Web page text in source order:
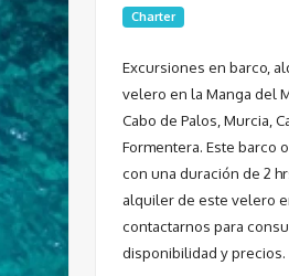
Charter
Excursiones en barco,
velero en la Manga del
Cabo de Palos, Murcia,
Formentera. Este barco
con una duración de 2
alquiler de este velero
contactarnos para
disponibilidad y precios.